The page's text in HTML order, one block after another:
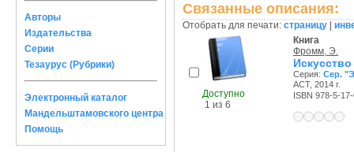
Авторы
Издательства
Серии
Тезаурус (Рубрики)
Электронный каталог
Мандельштамовского центра
Помощь
Связанные описания:
Отобрать для печати: страницу
Доступно
1 из 6
Книга
Фромм, Э.
Серия: Сер.
АСТ, 2014 г.
ISBN 978-5-